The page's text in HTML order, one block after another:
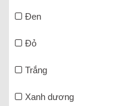
Đen
Đỏ
Trắng
Xanh dương